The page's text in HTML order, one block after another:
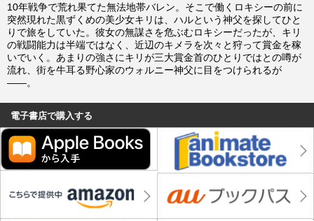
10年戦争で荒れ果てた無法地帯バレン。そこで働くロキシーの前に
突然現れた黒ずくめの美少女キリは、ハルという神父を探してひと
りで旅をしていた。彼女の無謀さを危ぶむロキシーだったが、キリ
の戦闘能力は半端ではなく、近辺のキメラを次々と狩って賞金を稼
いでいく。あまりの強さにキリが三大賞金首のひとりではとの噂が
流れ、街を牛耳る野心家のウォルニー神父に目をつけられるが
――。
電子書店で購入する